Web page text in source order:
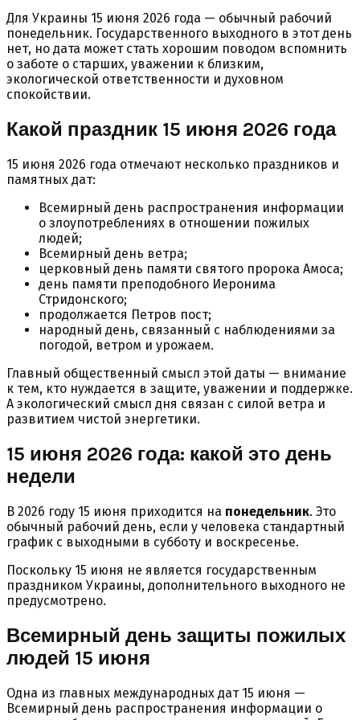
Для Украины 15 июня 2026 года — обычный рабочий
понедельник. Государственного выходного в этот день
нет, но дата может стать хорошим поводом вспомнить
о заботе о старших, уважении к близким,
экологической ответственности и духовном
спокойствии.
Какой праздник 15 июня 2026 года
15 июня 2026 года отмечают несколько праздников и
памятных дат:
Всемирный день распространения информации
о злоупотреблениях в отношении пожилых
людей;
Всемирный день ветра;
церковный день памяти святого пророка Амоса;
день памяти преподобного Иеронима
Стридонского;
продолжается Петров пост;
народный день, связанный с наблюдениями за
погодой, ветром и урожаем.
Главный общественный смысл этой даты — внимание
к тем, кто нуждается в защите, уважении и поддержке.
А экологический смысл дня связан с силой ветра и
развитием чистой энергетики.
15 июня 2026 года: какой это день
недели
В 2026 году 15 июня приходится на понедельник. Это
обычный рабочий день, если у человека стандартный
график с выходными в субботу и воскресенье.
Поскольку 15 июня не является государственным
праздником Украины, дополнительного выходного не
предусмотрено.
Всемирный день защиты пожилых
людей 15 июня
Одна из главных международных дат 15 июня —
Всемирный день распространения информации о